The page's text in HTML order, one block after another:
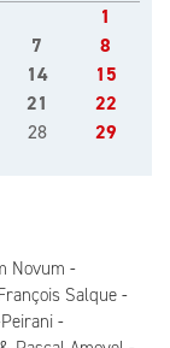
1
7
8
14
15
21
22
28
29
Novum
Salque